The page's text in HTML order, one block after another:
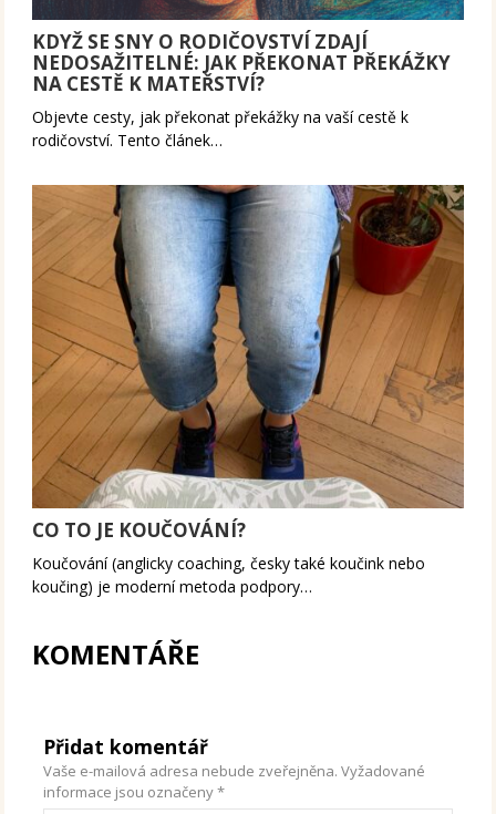
KDYŽ SE SNY O RODIČOVSTVÍ ZDAJÍ
NEDOSAŽITELNÉ: JAK PŘEKONAT PŘEKÁŽKY
NA CESTĚ K MATEŘSTVÍ?
Objevte cesty, jak překonat překážky na vaší cestě k
rodičovství. Tento článek…
CO TO JE KOUČOVÁNÍ?
Koučování (anglicky coaching, česky také koučink nebo
koučing) je moderní metoda podpory…
KOMENTÁŘE
Přidat komentář
Vaše e-mailová adresa nebude zveřejněna. Vyžadované
informace jsou označeny*